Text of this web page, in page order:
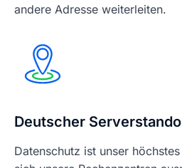
andere Adresse weiterleiten.
Deutscher
Datenschutz ist unser